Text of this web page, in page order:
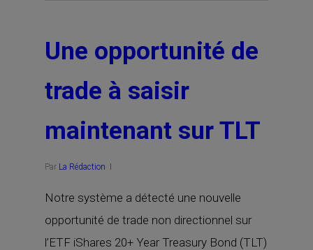
Une opportunité de
trade à saisir
maintenant sur TLT
Par La Rédaction
Notre système a détecté une nouvelle
opportunité de trade non directionnel sur
l’ETF iShares 20+ Year Treasury Bond (TLT)